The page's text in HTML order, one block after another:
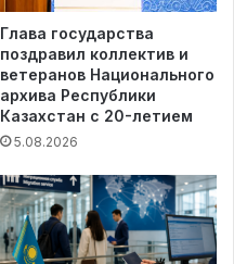
Глава государства
поздравил коллектив и
ветеранов Национального
архива Республики
Казахстан с 20-летием
5.08.2026